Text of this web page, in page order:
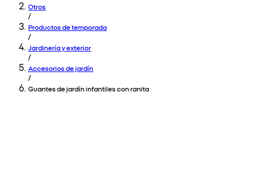
Otros
/
Productos de temporada
/
Jardinería y exterior
/
Accesorios de jardín
/
Guantes de jardín infantiles con ranita